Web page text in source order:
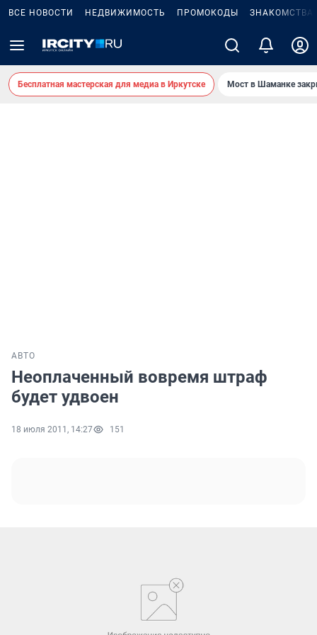
ВСЕ НОВОСТИ НЕДВИЖИМОСТЬ ПРОМОКОДЫ ЗНАКОМСТВА
Бесплатная мастерская для медиа в Иркутске Мост в Шаманке
АВТО
Неоплаченный вовремя штраф
будет удвоен
18 июля 2011, 14:27 151